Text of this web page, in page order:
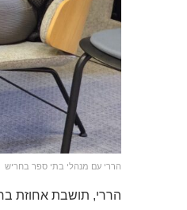
הררי עם מנהלי בתי ספר בחריש
הררי, תושבת אחוזת